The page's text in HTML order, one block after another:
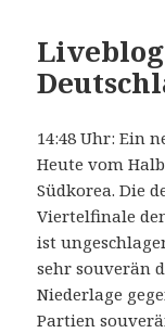
14:48 Uhr: Ein
Heute vom
Südkorea. Die
Viertelfinale
ist
sehr souverän
Niederlage
Partien